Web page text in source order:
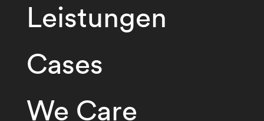
Leistungen
Cases
We Care